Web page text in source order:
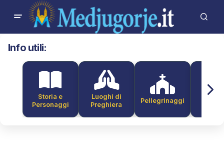
Info utili:
Storia e
Personaggi
Luoghi di
Preghiera
Pellegrinaggi